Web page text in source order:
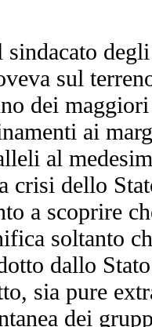
sindacato
sul
dei
ai
al
crisi dello
a scoprire
soltanto
dallo
sia pure
dei